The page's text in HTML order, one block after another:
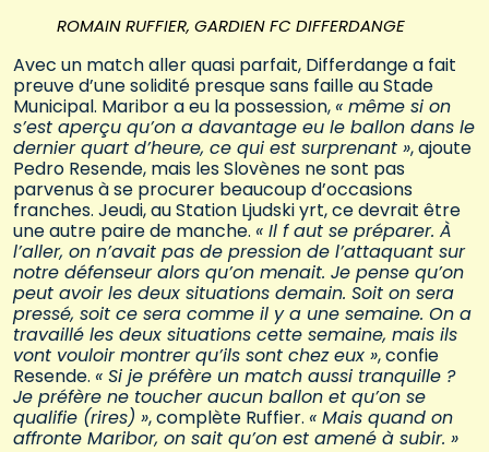
ROMAIN RUFFIER, GARDIEN FC DIFFERDANGE
Avec un match aller quasi parfait, Differdange a fait
preuve d’une solidité presque sans faille au Stade
Municipal. Maribor a eu la possession,« même si on
s’est aperçu qu’on a davantage eu le ballon dans le
dernier quart d’heure, ce qui est surprenant », ajoute
Pedro Resende, mais les Slovènes ne sont pas
parvenus à se procurer beaucoup d’occasions
franches. Jeudi, au Station Ljudski yrt, ce devrait être
une autre paire de manche. « Il f aut se préparer. À
l’aller, on n’avait pas de pression de l’attaquant sur
notre défenseur alors qu’on menait. Je pense qu’on
peut avoir les deux situations demain. Soit on sera
pressé, soit ce sera comme il y a une semaine. On a
travaillé les deux situations cette semaine, mais ils
vont vouloir montrer qu’ils sont chez eux », confie
Resende. « Si je préfère un match aussi tranquille ?
Je préfère ne toucher aucun ballon et qu’on se
qualifie (rires) », complète Ruffier. « Mais quand on
affronte Maribor, on sait qu’on est amené à subir. »